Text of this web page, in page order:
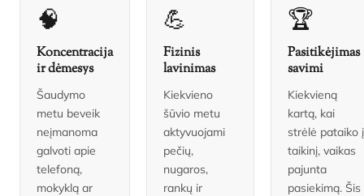
🧠
Koncentracija
ir dėmesys
Šaudymo
metu beveik
neįmanoma
galvoti apie
telefoną,
mokyklą ar
💪
Fizinis
lavinimas
Kiekvieno
šūvio metu
aktyvuojami
pečių,
nugaros,
rankų ir
🏆
Pasitikėjimas
savimi
Kiekvieną
kartą, kai
strėlė pataiko į
taikinį, vaikas
pajunta
pasiekimą. Šis